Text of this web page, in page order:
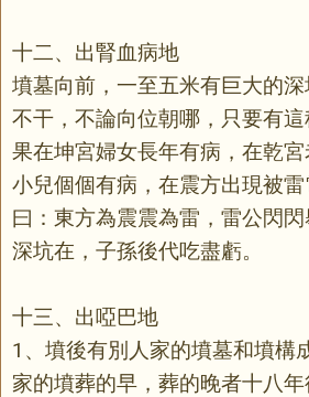
十二、出腎血病地
墳墓向前，一至五米有巨大的
不干，不論向位朝哪，只要有
果在坤宮婦女長年有病，在乾
小兒個個有病，在震方出現被
曰：東方為震震為雷，雷公閃
深坑在，子孫後代吃盡虧。
十三、出啞巴地
1、墳後有別人家的墳墓和墳構
家的墳葬的早，葬的晚者十八年